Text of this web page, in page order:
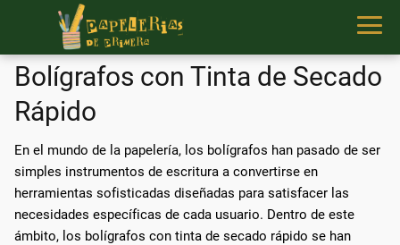
Bolígrafos con Tinta de Secado
Rápido
En el mundo de la papelería, los bolígrafos han pasado de ser
simples instrumentos de escritura a convertirse en
herramientas sofisticadas diseñadas para satisfacer las
necesidades específicas de cada usuario. Dentro de este
ámbito, los bolígrafos con tinta de secado rápido se han